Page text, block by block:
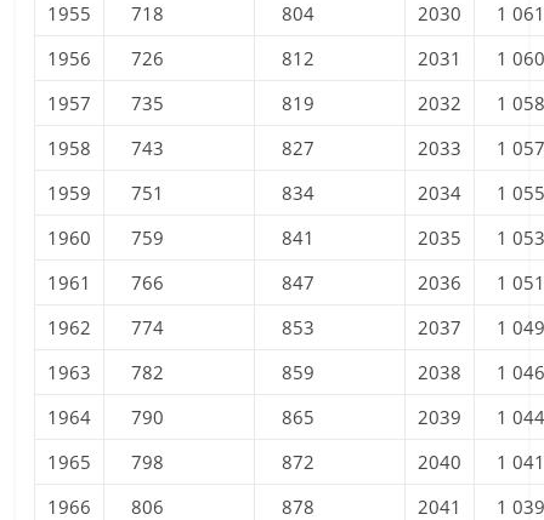
1955
718 804 2030
1
1956
726 812 2031
1
1957
735 819 2032
1
1958
743 827 2033
1
1959
751 834 2034
1
1960
759 841 2035
1
1961
766 847 2036
1
1962
774 853 2037
1
1963
782 859 2038
1
1964
790 865 2039
1
1965
798 872 2040
1
1966
806 878 2041
1